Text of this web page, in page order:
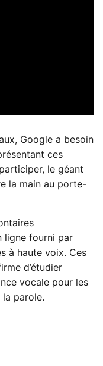
Google a besoin
ces
le géant
la main au porte-
ligne fourni par
à haute voix. Ces
d’étudier
vocale pour les
parole.